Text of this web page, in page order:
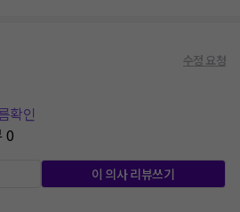
수정 요청
확인
0
이 의사 리뷰쓰기